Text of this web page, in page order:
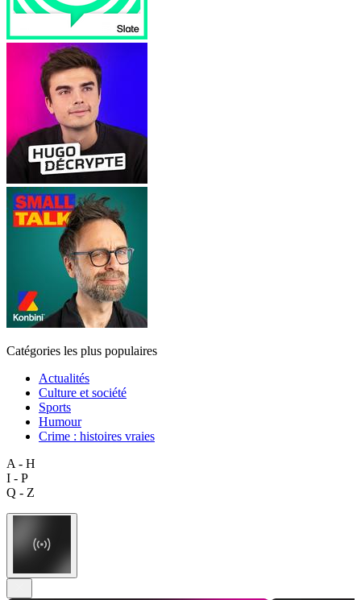
Catégories les plus populaires
Actualités
Culture et société
Sports
Humour
Crime : histoires vraies
A - H
I - P
Q - Z